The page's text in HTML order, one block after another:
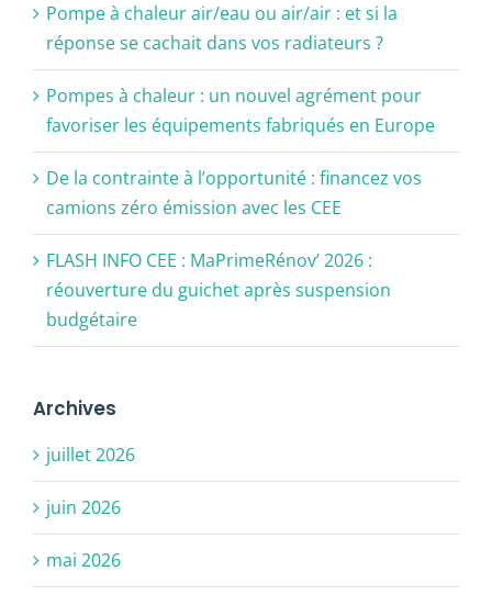
Pompe à chaleur air/eau ou air/air : et si la
réponse se cachait dans vos radiateurs ?
Pompes à chaleur : un nouvel agrément pour
favoriser les équipements fabriqués en Europe
De la contrainte à l’opportunité : financez vos
camions zéro émission avec les CEE
FLASH INFO CEE : MaPrimeRénov’ 2026 :
réouverture du guichet après suspension
budgétaire
Archives
juillet 2026
juin 2026
mai 2026